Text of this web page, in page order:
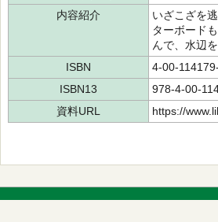
内容紹介
いざこざを
ターボード
んで、水辺
ISBN
4-00-
ISBN13
978-4-00-
資料URL
https://